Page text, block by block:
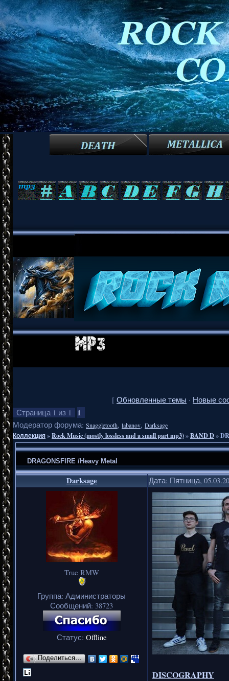
[ Обновленные темы · Новые
Страница 1 из 1 1
Модератор форума: Snaggletooth, labanov, Darksage
Коллекция»Rock Music (mostly lossless and a small part mp3)»BAND D»
DRAGONSFIRE /Heavy Metal
Darksage Дата: Пятница,
True RMW
Группа: Администраторы
Сообщений: 38723
Статус: Offline
Поделиться…
DISCOGRAPHY